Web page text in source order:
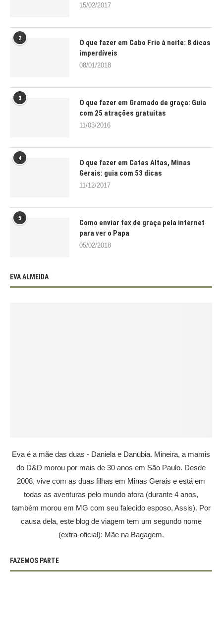
15/02/2017
2
O que fazer em Cabo Frio à noite: 8 dicas
imperdíveis
08/01/2018
3
O que fazer em Gramado de graça: Guia
com 25 atrações gratuitas
11/03/2016
4
O que fazer em Catas Altas, Minas
Gerais: guia com 53 dicas
11/12/2017
5
Como enviar fax de graça pela internet
para ver o Papa
05/02/2018
EVA ALMEIDA
Eva é a mãe das duas - Daniela e Danubia. Mineira, a mamis
do D&D morou por mais de 30 anos em São Paulo. Desde
2008, vive com as duas filhas em Minas Gerais e está em
todas as aventuras pelo mundo afora (durante 4 anos,
também morou em MG com seu falecido esposo, Assis). Por
causa dela, este blog de viagem tem um segundo nome
(extra-oficial): Mãe na Bagagem.
FAZEMOS PARTE